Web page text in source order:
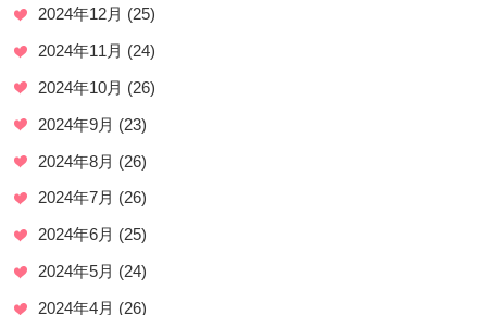
2024年12月 (25)
2024年11月 (24)
2024年10月 (26)
2024年9月 (23)
2024年8月 (26)
2024年7月 (26)
2024年6月 (25)
2024年5月 (24)
2024年4月 (26)